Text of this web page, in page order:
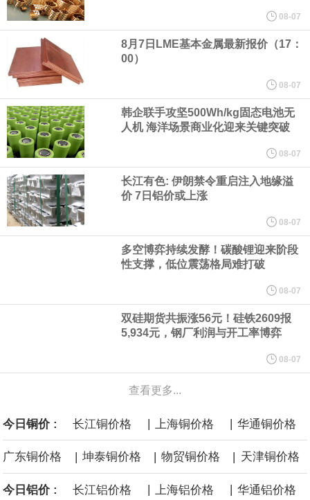
心技术等多项已商业化应用的核心技术并已应用于公司的高性能通
用人形机器人、四足机器人等产品。
美国总统特朗普6日否认他对国防部长赫格塞思不满，称对赫格塞思
所做的工作“非常满意”。特朗普在社交媒体上发帖称，一些媒体有关
他与赫格塞思就弹药短缺问题发生冲突的报道是“完全没有根据的谣
言”，他对赫格塞思所做的工作“非常满意”。
纽约期银突破64美元/盎司，日内涨3.91%。
据报道，威刚近日在法说会上表示，在需求增加、价格走高及货源
稳定的三大有利因素带动下，预期第3季度营运将优于第2季度，并
进一步扩大全年营运成果。
美国国会预算办公室（CBO）于当地时间5日发布报告称，美国海军
计划建造的15艘核动力“特朗普级”（Trump-class）战列舰，从研发
到采购的总费用可能高达2750亿美元，为美国有史以来最昂贵的水
面战舰项目之一。 根据CBO的初步估算，首舰造价约234亿美元，
后续14艘平均每艘约180亿美元。
08-07
8月7日LME基本金属最新报价（17：
00）
08-07
韩企联手攻坚500Wh/kg固态电池无
人机 海洋场景商业化迎来关键突破
08-07
长江有色: 伊朗禁令重启注入地缘溢
价 7日铝价或上涨
08-07
多空博弈持续发酵！碳酸锂迎来阶段
性支撑，低位震荡格局难打破
08-07
双硅期货共振涨56元！硅铁2609报
5,934元，钢厂利润与开工率博弈
08-07
查看更多...
今日铜价 : 长江铜价格 | 上海铜价格 | 华通铜价格
广东铜价格 | 坤泰铜价格 | 物贸铜价格 | 天津铜价格
今日铝价 : 长江铝价格 上海铝价格 华通铝价格